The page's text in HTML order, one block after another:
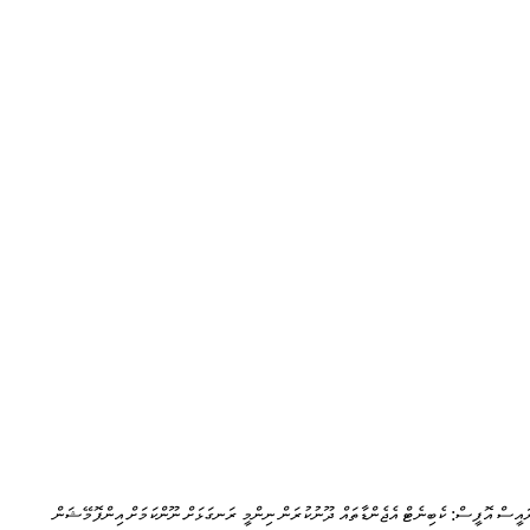
އޮފީސް: ކެބިނެޓް އެޖެންޑާތައް ދޫނުކުރަން ނިންމީ ރަނގަޅަށް ނޫންކަމަށް އިންފޮމޭޝަން